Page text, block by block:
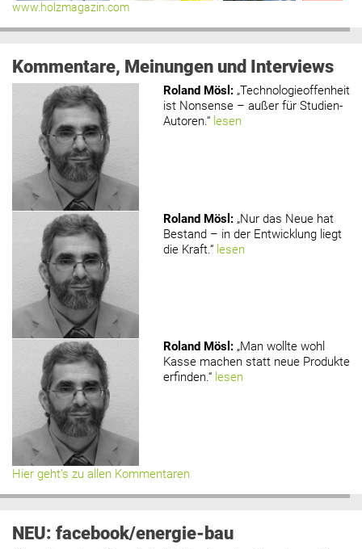
www.holzmagazin.com
Kommentare, Meinungen und Interviews
Roland Mösl : „Technologieoffenheit
ist Nonsense – außer für Studien-
Autoren.“ lesen
Roland Mösl : „Nur das Neue hat
Bestand – in der Entwicklung liegt
die Kraft.“ lesen
Roland Mösl : „Man wollte wohl
Kasse machen statt neue Produkte
erfinden.“ lesen
Hier geht’s zu allen Kommentaren
NEU: facebook/energie-bau